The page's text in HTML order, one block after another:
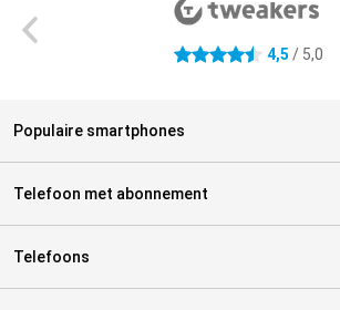
4.5 sterren 4,5 / 5,0
Populaire smartphones
Telefoon met abonnement
Telefoons